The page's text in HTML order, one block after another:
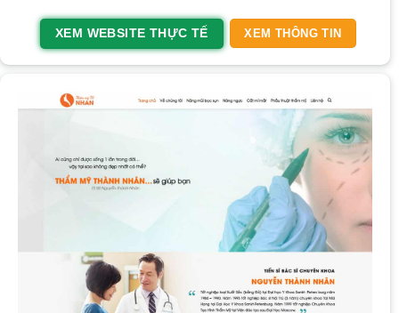
XEM WEBSITE THỰC TẾ XEM THÔNG TIN